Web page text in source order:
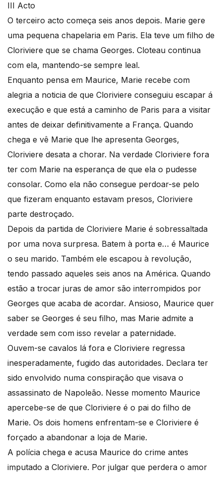
III Acto
O terceiro acto começa seis anos depois. Marie gere
uma pequena chapelaria em Paris. Ela teve um filho de
Cloriviere que se chama Georges. Cloteau continua
com ela, mantendo-se sempre leal.
Enquanto pensa em Maurice, Marie recebe com
alegria a noticia de que Cloriviere conseguiu escapar á
execução e que está a caminho de Paris para a visitar
antes de deixar definitivamente a França. Quando
chega e vê Marie que lhe apresenta Georges,
Cloriviere desata a chorar. Na verdade Cloriviere fora
ter com Marie na esperança de que ela o pudesse
consolar. Como ela não consegue perdoar-se pelo
que fizeram enquanto estavam presos, Cloriviere
parte destroçado.
Depois da partida de Cloriviere Marie é sobressaltada
por uma nova surpresa. Batem à porta e… é Maurice
o seu marido. Também ele escapou à revolução,
tendo passado aqueles seis anos na América. Quando
estão a trocar juras de amor são interrompidos por
Georges que acaba de acordar. Ansioso, Maurice quer
saber se Georges é seu filho, mas Marie admite a
verdade sem com isso revelar a paternidade.
Ouvem-se cavalos lá fora e Cloriviere regressa
inesperadamente, fugido das autoridades. Declara ter
sido envolvido numa conspiração que visava o
assassinato de Napoleão. Nesse momento Maurice
apercebe-se de que Cloriviere é o pai do filho de
Marie. Os dois homens enfrentam-se e Cloriviere é
forçado a abandonar a loja de Marie.
A polícia chega e acusa Maurice do crime antes
imputado a Cloriviere. Por julgar que perdera o amor